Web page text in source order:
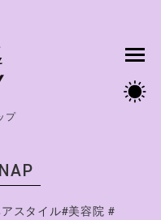
プ
スタイル#美容院 #